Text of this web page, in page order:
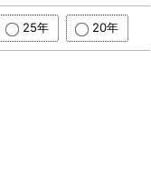
25年 20年